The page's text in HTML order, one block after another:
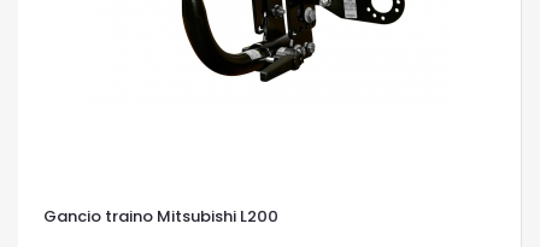
Gancio traino Mitsubishi L200